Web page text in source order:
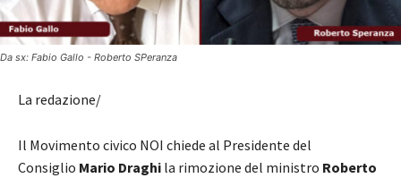
Da sx: Fabio Gallo - Roberto SPeranza
La redazione/
Il Movimento civico NOI chiede al Presidente del
Consiglio Mario Draghi la rimozione del ministro Roberto